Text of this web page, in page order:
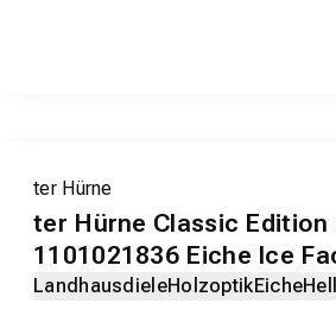
ter Hürne
ter Hürne Classic Edition
1101021836 Eiche Ice
LandhausdieleHolzoptikEicheHell